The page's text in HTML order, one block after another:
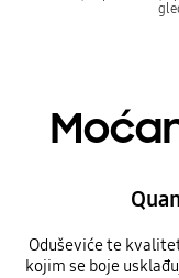
Oduševiće te
kojim se boje